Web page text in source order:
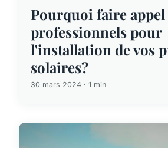
Pourquoi faire appel
professionnels pour
l'installation de vos
solaires?
30 mars 2024 · 1 min